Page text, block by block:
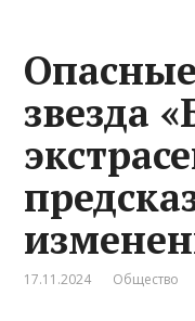
звезда
17.11.2024 Общество